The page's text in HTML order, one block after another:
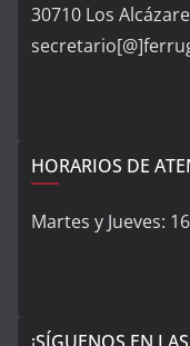
30710 Los
HORARIOS DE
Martes y Jueves:
¡SÍGUENOS EN